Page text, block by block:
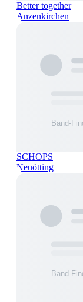
Better together
Anzenkirchen
SCHOPS
Neuötting